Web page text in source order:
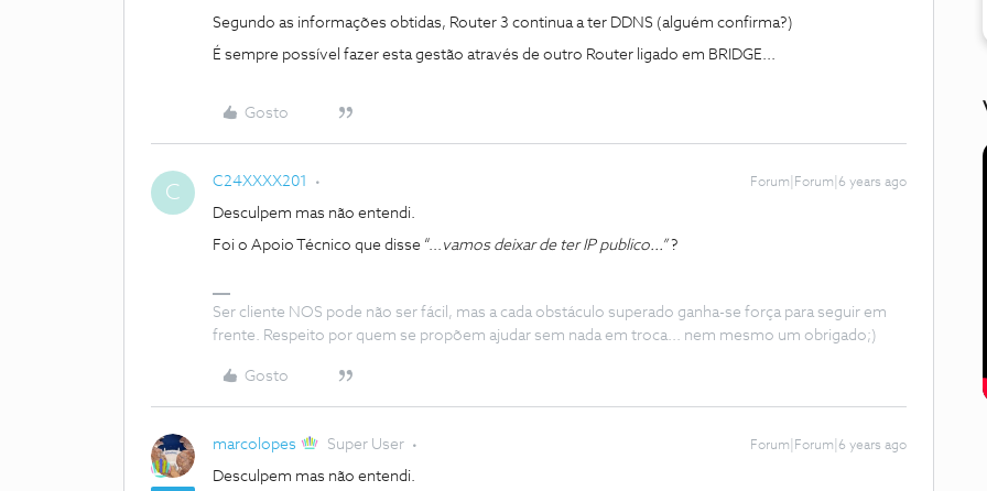
Segundo as informações obtidas, Router 3 continua a ter DDNS (alguém confirma?)
É sempre possível fazer esta gestão através de outro Router ligado em BRIDGE...
Gosto
C C24XXXX201 Forum|Forum|6 years ago
Desculpem mas não entendi.
Foi o Apoio Técnico que disse “... vamos deixar de ter IP publico...”?
Ser cliente NOS pode não ser fácil, mas a cada obstáculo superado ganha-se força para seguir em
frente. Respeito por quem se propõem ajudar sem nada em troca... nem mesmo um obrigado;)
Gosto
marcolopes Super User Forum|Forum|6 years ago
Desculpem mas não entendi.